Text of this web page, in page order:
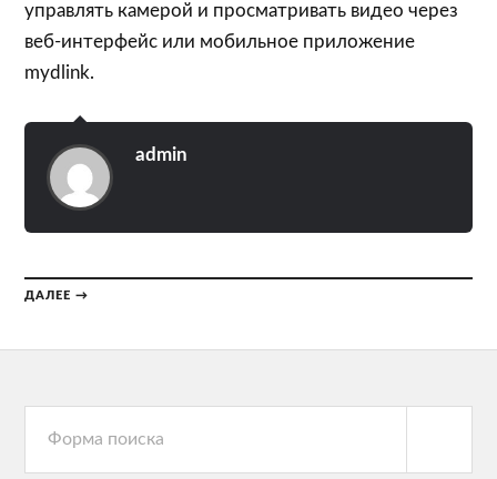
управлять камерой и просматривать видео через
веб-интерфейс или мобильное приложение
mydlink.
admin
ДАЛЕЕ →